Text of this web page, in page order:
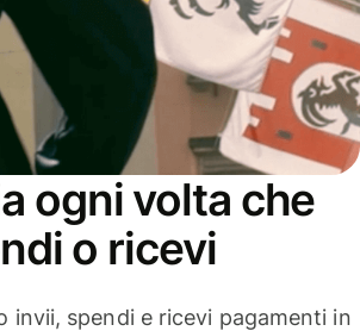
ogni volta che
o ricevi
invii, spendi e ricevi pagamenti in